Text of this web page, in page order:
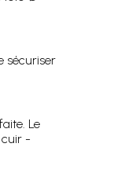
sécuriser
Le
cuir -